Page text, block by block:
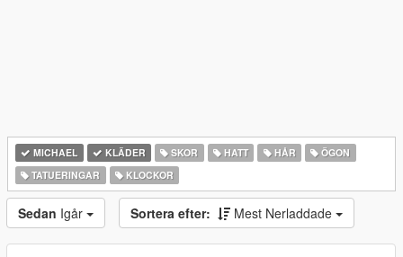
MICHAEL KLÄDER SKOR HATT HÅR
ÖGON
TATUERINGAR
KLOCKOR
Sedan Igår Sortera efter: Mest Nerladdade